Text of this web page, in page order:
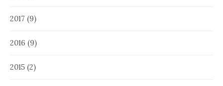
2017 (9)
2016 (9)
2015 (2)